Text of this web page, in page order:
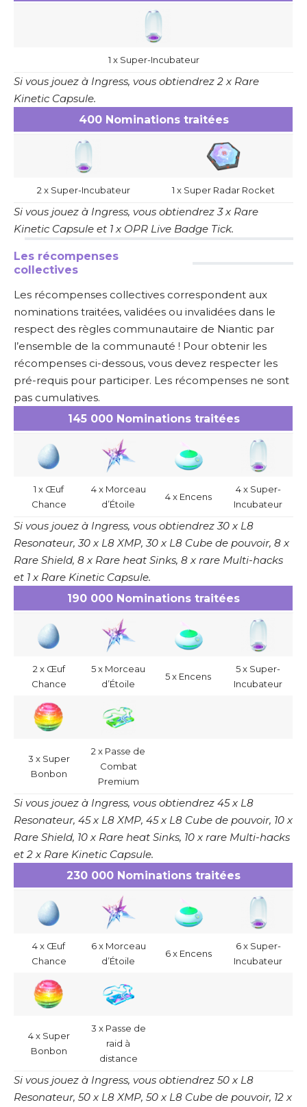
1 x Super-Incubateur
Si vous jouez à Ingress, vous obtiendrez 2 x Rare
Kinetic Capsule.
400 Nominations traitées
2 x Super-Incubateur 1 x Super Radar Rocket
Si vous jouez à Ingress, vous obtiendrez 3 x Rare
Kinetic Capsule et 1 x OPR Live Badge Tick.
Les récompenses
collectives
Les récompenses collectives correspondent aux
nominations traitées, validées ou invalidées dans le
respect des règles communautaire de Niantic par
l’ensemble de la communauté ! Pour obtenir les
récompenses ci-dessous, vous devez respecter les
pré-requis pour participer. Les récompenses ne sont
pas cumulatives.
145 000 Nominations traitées
1 x Œuf
Chance
4 x Morceau
d’Étoile
4 x Encens
4 x Super-
Incubateur
Si vous jouez à Ingress, vous obtiendrez 30 x L8
Resonateur, 30 x L8 XMP, 30 x L8 Cube de pouvoir, 8 x
Rare Shield, 8 x Rare heat Sinks, 8 x rare Multi-hacks
et 1 x Rare Kinetic Capsule.
190 000 Nominations traitées
2 x Œuf
Chance
5 x Morceau
d’Étoile
5 x Encens
5 x Super-
Incubateur
3 x Super
Bonbon
2 x Passe de
Combat
Premium
Si vous jouez à Ingress, vous obtiendrez 45 x L8
Resonateur, 45 x L8 XMP, 45 x L8 Cube de pouvoir, 10 x
Rare Shield, 10 x Rare heat Sinks, 10 x rare Multi-hacks
et 2 x Rare Kinetic Capsule.
230 000 Nominations traitées
4 x Œuf
Chance
6 x Morceau
d’Étoile
6 x Encens
6 x Super-
Incubateur
4 x Super
Bonbon
3 x Passe de
raid à
distance
Si vous jouez à Ingress, vous obtiendrez 50 x L8
Resonateur, 50 x L8 XMP, 50 x L8 Cube de pouvoir, 12 x